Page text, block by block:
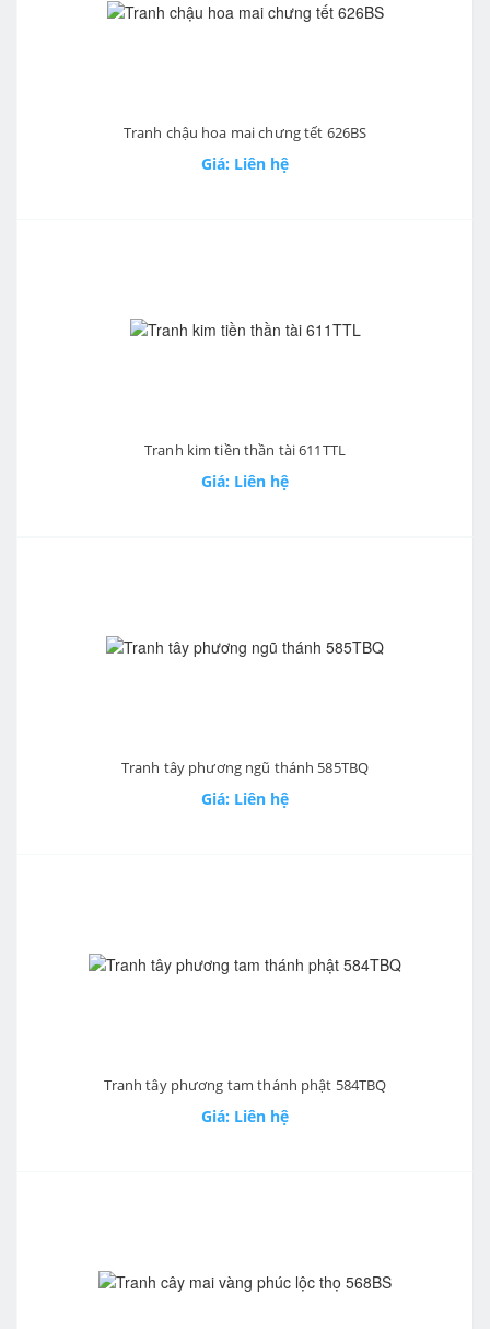
Tranh chậu hoa mai chưng tết 626BS
Giá: Liên hệ
Tranh kim tiền thần tài 611TTL
Giá: Liên hệ
Tranh tây phương ngũ thánh 585TBQ
Giá: Liên hệ
Tranh tây phương tam thánh phật 584TBQ
Giá: Liên hệ